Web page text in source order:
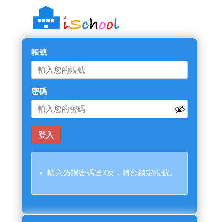
帳號
密碼
輸入錯誤密碼達3次，將會鎖定帳號。